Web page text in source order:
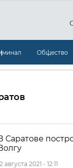
Общество
Саратове
августа 2021 - 12:11